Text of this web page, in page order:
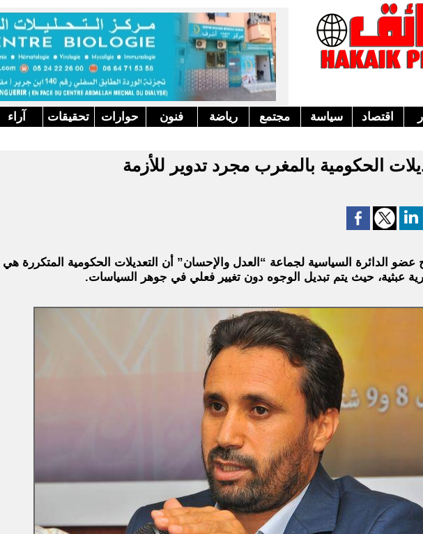
اقتصاد سياسة مجتمع رياضة فنون حوارات تحقيقات آراء
الحكومية بالمغرب مجرد تدوير للأزمة
عضو الدائرة السياسية لجماعة “العدل والإحسان” أن التعديلات الحكومية المتكررة هي
عبثية، حيث يتم تبديل الوجوه دون تغيير فعلي في جوهر السياسات.